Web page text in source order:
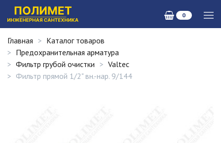
0
Главная
Каталог товаров
Предохранительная арматура
Фильтр грубой очистки
Valtec
Фильтр прямой 1/2" вн.-нар. 9/144